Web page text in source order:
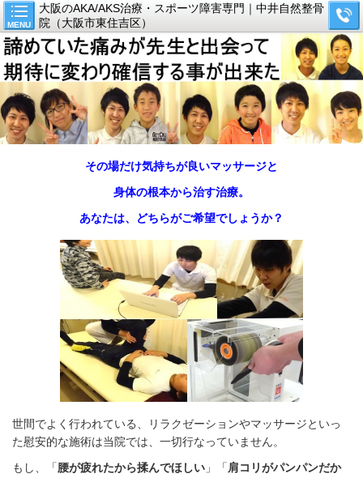
MENU
大阪のAKA/AKS治療・スポーツ障害専門｜中井自然整骨
院（大阪市東住吉区）
その場だけ気持ちが良いマッサージと
身体の根本から治す治療。
あなたは、どちらがご希望でしょうか？
世間でよく行われている、リラクゼーションやマッサージといっ
た慰安的な施術は当院では、一切行なっていません。
もし、「腰が疲れたから揉んでほしい 」「肩コリがパンパンだか